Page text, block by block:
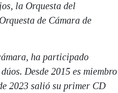
la Orquesta del
de Cámara de
ha participado
Desde 2015 es miembro
2023 salió su primer CD